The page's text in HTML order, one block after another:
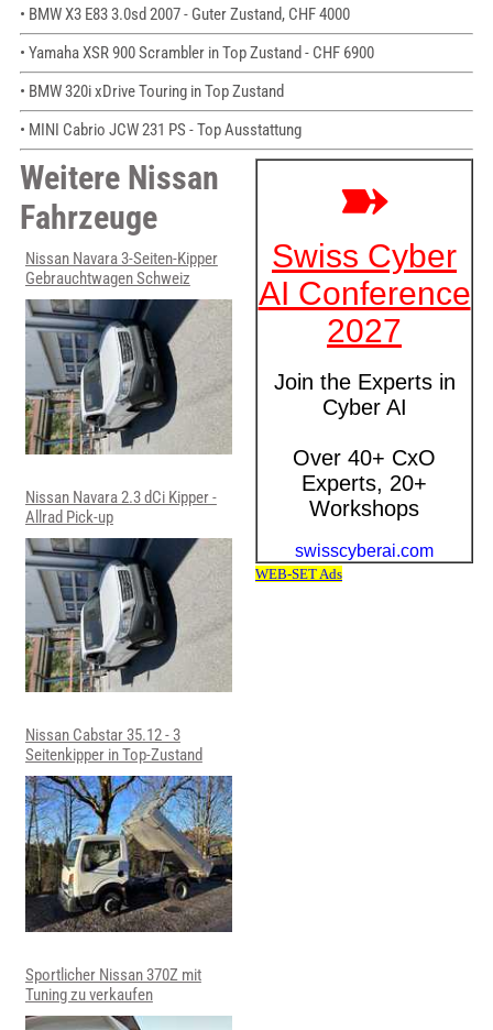
• BMW X3 E83 3.0sd 2007 - Guter Zustand, CHF 4000
• Yamaha XSR 900 Scrambler in Top Zustand - CHF 6900
• BMW 320i xDrive Touring in Top Zustand
• MINI Cabrio JCW 231 PS - Top Ausstattung
Weitere Nissan
Fahrzeuge
Nissan Navara 3-Seiten-Kipper
Gebrauchtwagen Schweiz
Nissan Navara 2.3 dCi Kipper -
Allrad Pick-up
Nissan Cabstar 35.12 - 3
Seitenkipper in Top-Zustand
Sportlicher Nissan 370Z mit
Tuning zu verkaufen